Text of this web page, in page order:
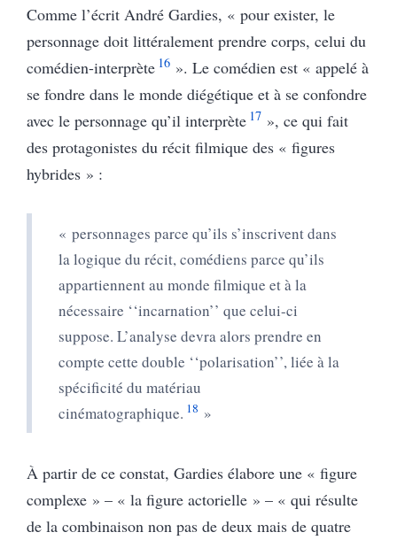
Comme l’écrit André Gardies, « pour exister, le
personnage doit littéralement prendre corps, celui du
comédien-interprète 16». Le comédien est « appelé à
se fondre dans le monde diégétique et à se confondre
avec le personnage qu’il interprète 17 », ce qui fait
des protagonistes du récit filmique des « figures
hybrides » :
« personnages parce qu’ils s’inscrivent dans
la logique du récit, comédiens parce qu’ils
appartiennent au monde filmique et à la
nécessaire ‘‘incarnation’’ que celui-ci
suppose. L’analyse devra alors prendre en
compte cette double ‘‘polarisation’’, liée à la
spécificité du matériau
cinématographique. 18 »
À partir de ce constat, Gardies élabore une « figure
complexe » – « la figure actorielle » – « qui résulte
de la combinaison non pas de deux mais de quatre